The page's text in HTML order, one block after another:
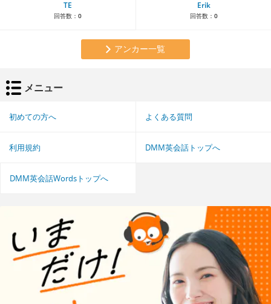
TE
回答数： 0
Erik
回答数： 0
アンカー一覧
メニュー
初めての方へ よくある質問
利用規約 DMM英会話トップへ
DMM英会話Wordsトップへ